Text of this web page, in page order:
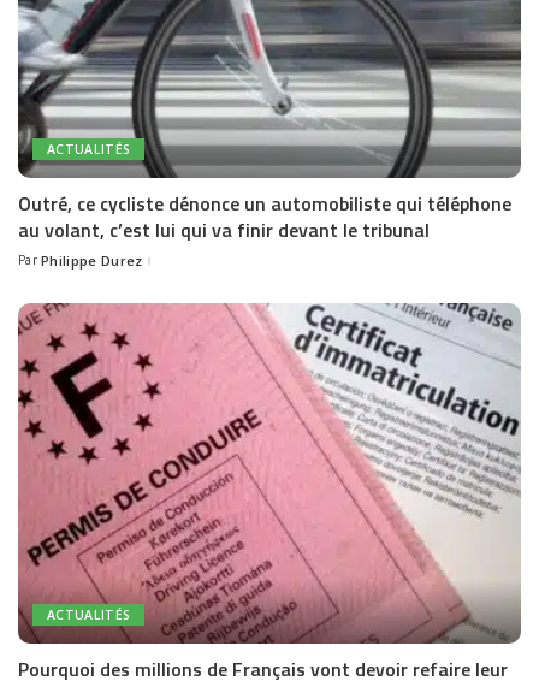
ACTUALITÉS
Outré, ce cycliste dénonce un automobiliste qui téléphone
au volant, c’est lui qui va finir devant le tribunal
Posted
Par Philippe Durez
ACTUALITÉS
Pourquoi des millions de Français vont devoir refaire leur